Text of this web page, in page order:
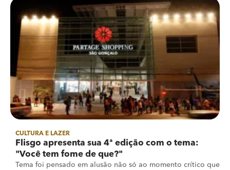
CULTURA E LAZER
Flisgo apresenta sua 4ª edição com o tema:
"Você tem fome de que?"
Tema foi pensado em alusão não só ao momento crítico que